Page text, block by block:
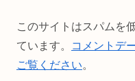
このサイトはスパムを
ています。
コメントデ
ご覧ください。